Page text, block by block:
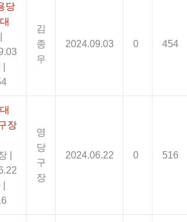
당
김
종
우
2024.09.03 0 454
장
영
당
구
장
2024.06.22 0 516